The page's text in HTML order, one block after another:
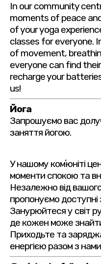
In our community
moments of peace
of your yoga
classes for everyone.
of movement,
everyone can find
recharge your
us!
Йога
Запрошуємо вас
заняття йогою.
У нашому комʼюніті
моменти спокою та
Незалежно від
пропонуємо доступні
Занурюйтеся у світ
де кожен може
Приходьте та
енергією разом з